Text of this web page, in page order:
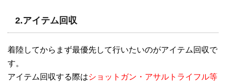
2.アイテム回収
着陸してからまず最優先して行いたいのがアイテム回収で
す。
アイテム回収する際はショットガン・アサルトライフル等